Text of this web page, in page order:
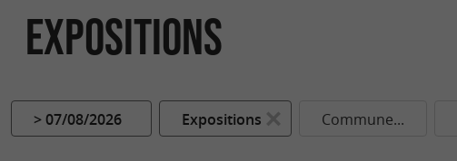
Expositions
> 07/08/2026 Expositions Commune...